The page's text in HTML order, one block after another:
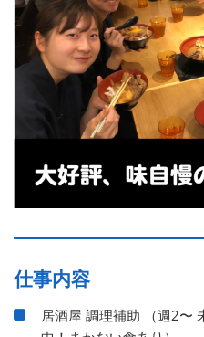
仕事内容
居酒屋 調理補助 （週2〜